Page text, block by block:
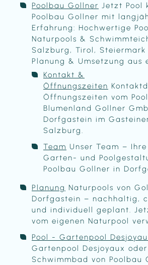
Poolbau Gollner
Jetzt Pool
Poolbau Gollner mit
Erfahrung: Hochwertige
Naturpools &
Salzburg, Tirol, Steiermark
Planung & Umsetzung aus
Kontakt &
Öffnungszeiten
Öffnungszeiten vom
Blumenland Gollner
Dorfgastein im
Salzburg.
Team Unser Team –
Garten- und
Poolbau Gollner in
Planung Naturpools von
Dorfgastein – nachhaltig,
und individuell geplant.
vom eigenen Naturpool
Pool - Gartenpool
Gartenpool Desjoyaux oder
Schwimmbad von Poolbau